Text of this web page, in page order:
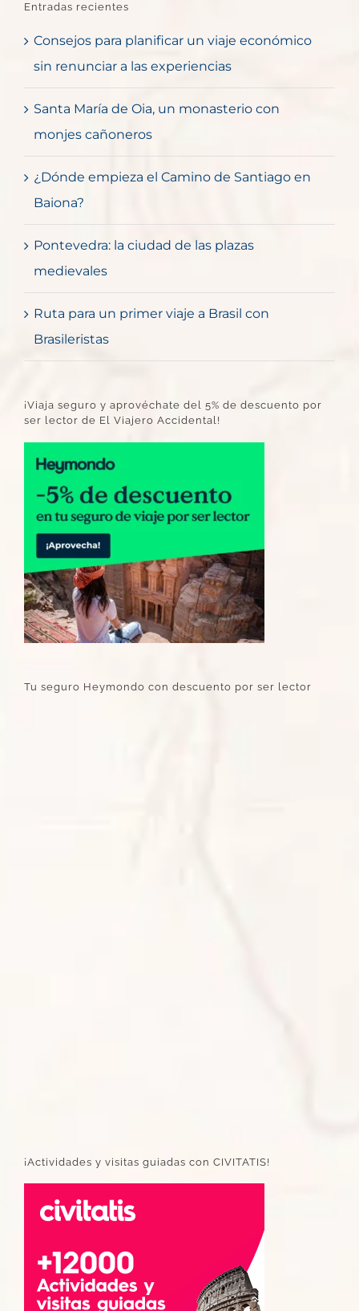
Entradas recientes
Consejos para planificar un viaje económico
sin renunciar a las experiencias
Santa María de Oia, un monasterio con
monjes cañoneros
¿Dónde empieza el Camino de Santiago en
Baiona?
Pontevedra: la ciudad de las plazas
medievales
Ruta para un primer viaje a Brasil con
Brasileristas
¡Viaja seguro y aprovéchate del 5% de descuento por
ser lector de El Viajero Accidental!
Tu seguro Heymondo con descuento por ser lector
¡Actividades y visitas guiadas con CIVITATIS!